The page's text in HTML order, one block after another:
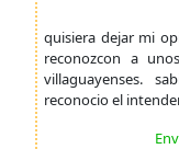
quisiera dejar mi
reconozcon a
villaguayenses.
reconocio el